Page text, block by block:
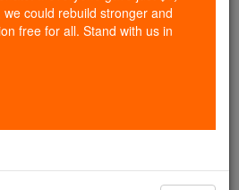
Resourcesessential faith
students and millions of
founders, now in their 70's,
savings to protect this mission.
donate. If everyone gave
, we could rebuild stronger
TODAY >
we could rebuild stronger and
free for all. Stand with us in